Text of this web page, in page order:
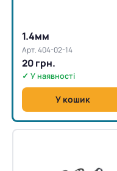
1.4мм
Арт. 404-02-14
20 грн.
✓ У наявності
У кошик